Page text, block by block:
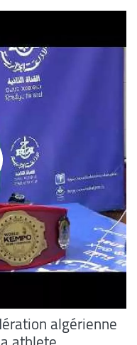
algérienne